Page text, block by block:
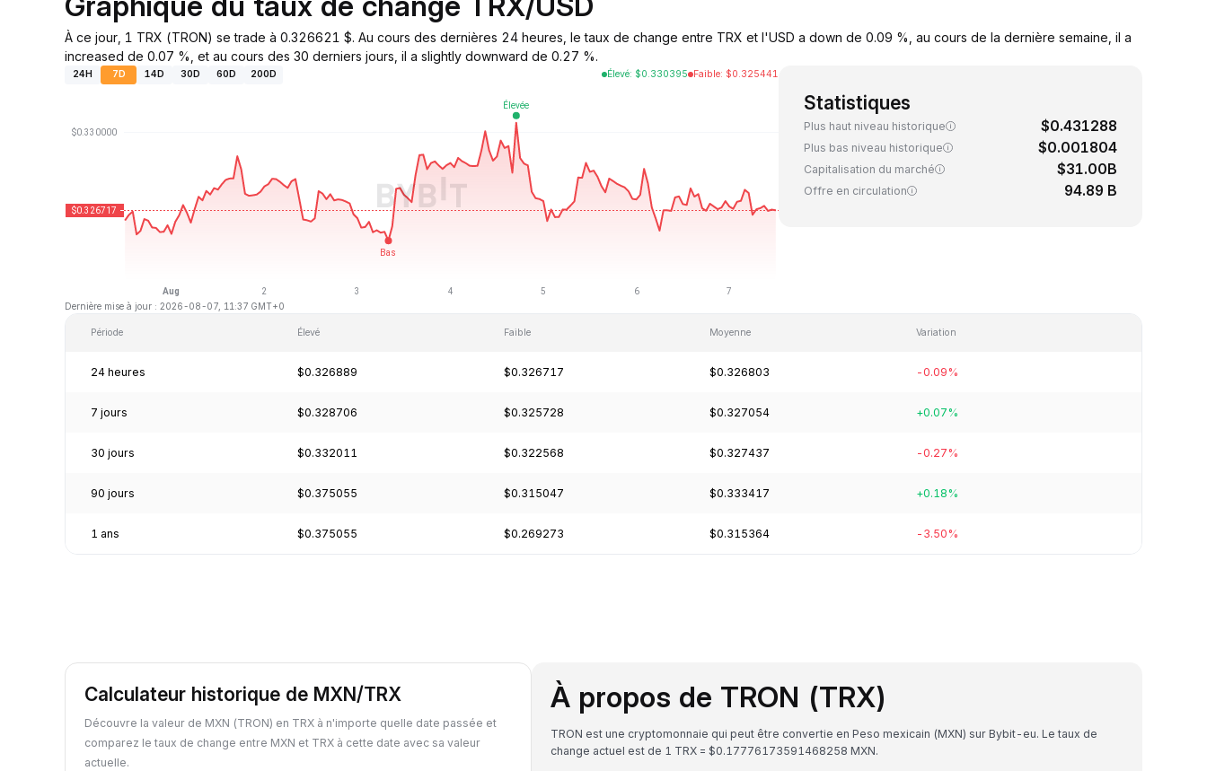
À ce jour, 1 TRX (TRON) se trade à 0.326621 $. Au cours des dernières 24 heures, le taux de change entre TRX et l'USD a down de 0.09 %, au cours de la dernière semaine, il a
increased de 0.07 %, et au cours des 30 derniers jours, il a slightly downward de 0.27 %.
24H 7D 14D 30D 60D 200D Élevé: $0.330395 Faible: $0.325441
Dernière mise à jour : 2026-08-07, 11:37 GMT+0
Statistiques
Plus haut niveau historique $0.431288
Plus bas niveau historique $0.001804
Capitalisation du marché $31.00B
Offre en circulation 94.89 B
Période Élevé Faible Moyenne Variation
24 heures $0.326889 $0.326717 $0.326803 -0.09%
7 jours $0.328706 $0.325728 $0.327054 +0.07%
30 jours $0.332011 $0.322568 $0.327437 -0.27%
90 jours $0.375055 $0.315047 $0.333417 +0.18%
1 ans $0.375055 $0.269273 $0.315364 -3.50%
Calculateur historique de MXN/TRX
Découvre la valeur de MXN (TRON) en TRX à n'importe quelle date passée et
comparez le taux de change entre MXN et TRX à cette date avec sa valeur
actuelle.
À propos de TRON (TRX)
TRON est une cryptomonnaie qui peut être convertie en Peso mexicain (MXN) sur Bybit-eu. Le taux de
change actuel est de 1 TRX = $0.17776173591468258 MXN.